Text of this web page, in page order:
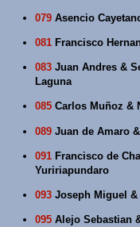
079 Asencio
081 Francisco
083 Juan Andres &
Laguna
085 Carlos Muñoz &
089 Juan de Amaro
091 Francisco de
Yuririapundaro
093 Joseph Miguel
095 Alejo Sebastian